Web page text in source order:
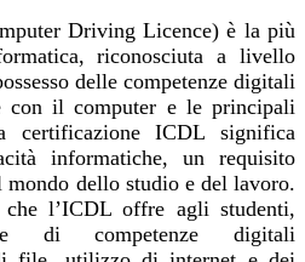
Driving Licence) è la più
riconosciuta a livello
delle competenze digitali
con il computer e le principali
certificazione ICDL significa
informatiche, un requisito
mondo dello studio e del lavoro.
l’ICDL offre agli studenti,
di competenze digitali